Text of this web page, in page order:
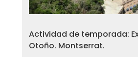
Actividad de temporada:
Otoño. Montserrat.